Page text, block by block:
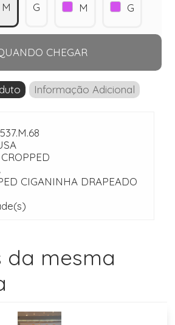
M G M G
CHEGAR
Informação Adicional
CROPPED
CIGANINHA DRAPEADO
da mesma